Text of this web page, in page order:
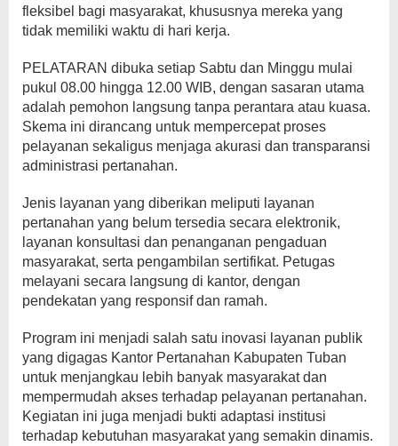
fleksibel bagi masyarakat, khususnya mereka yang
tidak memiliki waktu di hari kerja.
PELATARAN dibuka setiap Sabtu dan Minggu mulai
pukul 08.00 hingga 12.00 WIB, dengan sasaran utama
adalah pemohon langsung tanpa perantara atau kuasa.
Skema ini dirancang untuk mempercepat proses
pelayanan sekaligus menjaga akurasi dan transparansi
administrasi pertanahan.
Jenis layanan yang diberikan meliputi layanan
pertanahan yang belum tersedia secara elektronik,
layanan konsultasi dan penanganan pengaduan
masyarakat, serta pengambilan sertifikat. Petugas
melayani secara langsung di kantor, dengan
pendekatan yang responsif dan ramah.
Program ini menjadi salah satu inovasi layanan publik
yang digagas Kantor Pertanahan Kabupaten Tuban
untuk menjangkau lebih banyak masyarakat dan
mempermudah akses terhadap pelayanan pertanahan.
Kegiatan ini juga menjadi bukti adaptasi institusi
terhadap kebutuhan masyarakat yang semakin dinamis.